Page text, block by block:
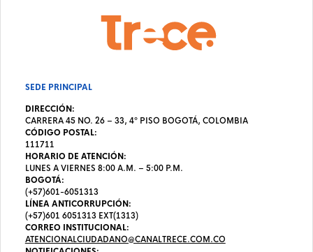
SEDE PRINCIPAL
DIRECCIÓN:
CARRERA 45 NO. 26 – 33, 4º PISO BOGOTÁ, COLOMBIA
CÓDIGO POSTAL:
111711
HORARIO DE ATENCIÓN:
LUNES A VIERNES 8:00 A.M. – 5:00 P.M.
BOGOTÁ:
(+57)601-6051313
LÍNEA ANTICORRUPCIÓN:
(+57)601 6051313 EXT(1313)
CORREO INSTITUCIONAL:
ATENCIONALCIUDADANO@CANALTRECE.COM.CO